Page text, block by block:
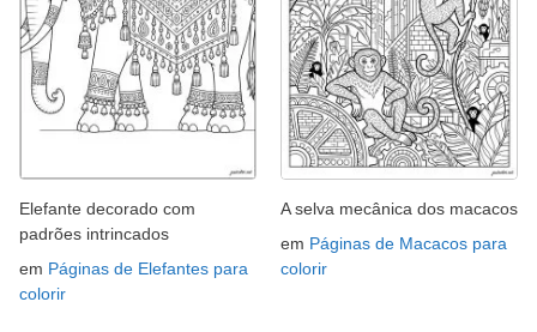
Elefante decorado com
padrões intrincados
em Páginas de Elefantes para
colorir
A selva mecânica dos macacos
em Páginas de Macacos para
colorir